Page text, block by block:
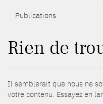
Publications
Rien de
Il semblerait que nous ne
votre contenu. Essayez en